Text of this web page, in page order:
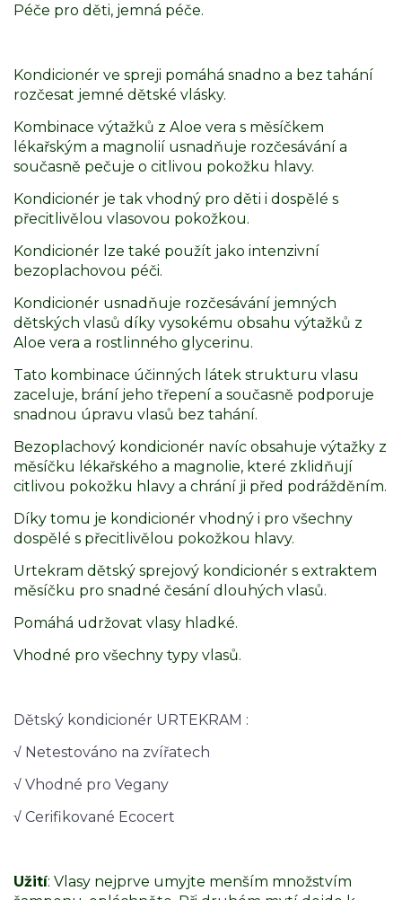
Péče pro děti, jemná péče.
Kondicionér ve spreji pomáhá snadno a bez tahání
rozčesat jemné dětské vlásky.
Kombinace výtažků z Aloe vera s měsíčkem
lékařským a magnolií usnadňuje rozčesávání a
současně pečuje o citlivou pokožku hlavy.
Kondicionér je tak vhodný pro děti i dospělé s
přecitlivělou vlasovou pokožkou.
Kondicionér lze také použít jako intenzivní
bezoplachovou péči.
Kondicionér usnadňuje rozčesávání jemných
dětských vlasů díky vysokému obsahu výtažků z
Aloe vera a rostlinného glycerinu.
Tato kombinace účinných látek strukturu vlasu
zaceluje, brání jeho třepení a současně podporuje
snadnou úpravu vlasů bez tahání.
Bezoplachový kondicionér navíc obsahuje výtažky z
měsíčku lékařského a magnolie, které zklidňují
citlivou pokožku hlavy a chrání ji před podrážděním.
Díky tomu je kondicionér vhodný i pro všechny
dospělé s přecitlivělou pokožkou hlavy.
Urtekram dětský sprejový kondicionér s extraktem
měsíčku pro snadné česání dlouhých vlasů.
Pomáhá udržovat vlasy hladké.
Vhodné pro všechny typy vlasů.
Dětský kondicionér URTEKRAM :
√ Netestováno na zvířatech
√ Vhodné pro Vegany
√ Cerifikované Ecocert
Užití: Vlasy nejprve umyjte menším množstvím